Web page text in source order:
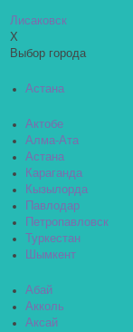
Лисаковск
X
Выбор города
Астана
Актобе
Алма-Ата
Астана
Караганда
Кызылорда
Павлодар
Петропавловск
Туркестан
Шымкент
Абай
Акколь
Аксай